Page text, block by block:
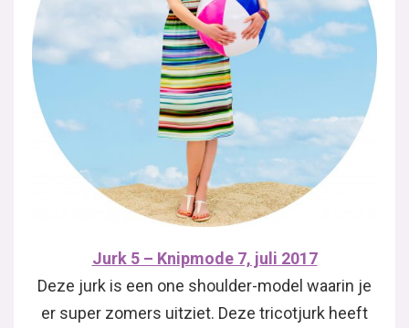
Jurk 5 – Knipmode 7, juli 2017
Deze jurk is een one shoulder-model waarin je
er super zomers uitziet. Deze tricotjurk heeft